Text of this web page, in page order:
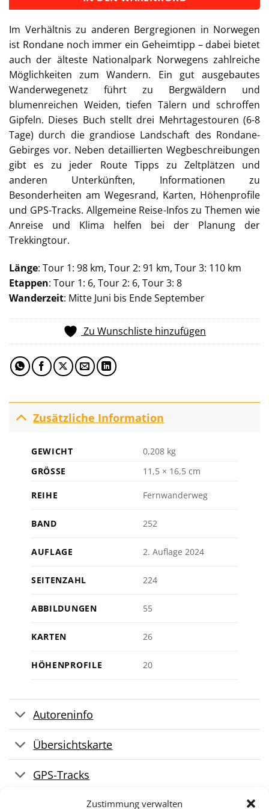
Zustimmung verwalten
Im Verhältnis zu anderen Bergregionen in Norwegen
ist Rondane noch immer ein Geheimtipp – dabei bietet
auch der älteste Nationalpark Norwegens zahlreiche
Möglichkeiten zum Wandern. Ein gut ausgebautes
Wanderwegenetz führt zu Bergwäldern und
blumenreichen Weiden, tiefen Tälern und schroffen
Gipfeln. Dieses Buch stellt drei Mehrtagestouren (6-8
Tage) durch die grandiose Landschaft des Rondane-
Gebirges vor. Neben detaillierten Wegbeschreibungen
gibt es zu jeder Route Tipps zu Zeltplätzen und
anderen Unterkünften, Informationen zu
Besonderheiten am Wegesrand, Karten, Höhenprofile
und GPS-Tracks. Allgemeine Reise-Infos zu Themen wie
Anreise und Klima helfen bei der Planung der
Trekkingtour.
Länge: Tour 1: 98 km, Tour 2: 91 km, Tour 3: 110 km
Etappen: Tour 1: 6, Tour 2: 6, Tour 3: 8
Wanderzeit: Mitte Juni bis Ende September
Zu Wunschliste hinzufügen
Zusätzliche Information
GEWICHT
0,208 kg
GRÖSSE
11,5 × 16,5 cm
REIHE Fernwanderweg
BAND 252
AUFLAGE 2. Auflage 2024
SEITENZAHL 224
ABBILDUNGEN 55
KARTEN 26
HÖHENPROFILE 20
Autoreninfo
Übersichtskarte
GPS-Tracks